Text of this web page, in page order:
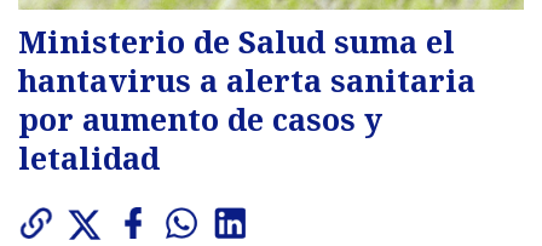
Ministerio de Salud suma el
hantavirus a alerta sanitaria
por aumento de casos y
letalidad